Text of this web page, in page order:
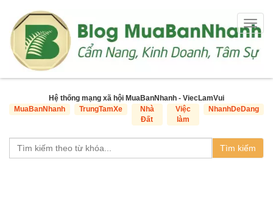
Hệ thống mạng xã hội MuaBanNhanh - ViecLamVui
MuaBanNhanh
TrungTamXe
Nhà
Đất
Việc
làm
NhanhDeDang
Tìm kiếm